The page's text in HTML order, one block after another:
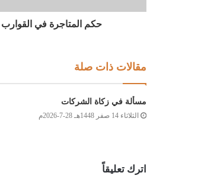
حكم المتاجرة في القوارب
مقالات ذات صلة
مسألة في زكاة الشركات
الثلاثاء 14 صفر 1448هـ 28-7-2026م
اترك تعليقاً